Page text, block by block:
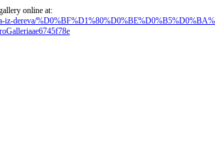
online at:
iz-dereva/